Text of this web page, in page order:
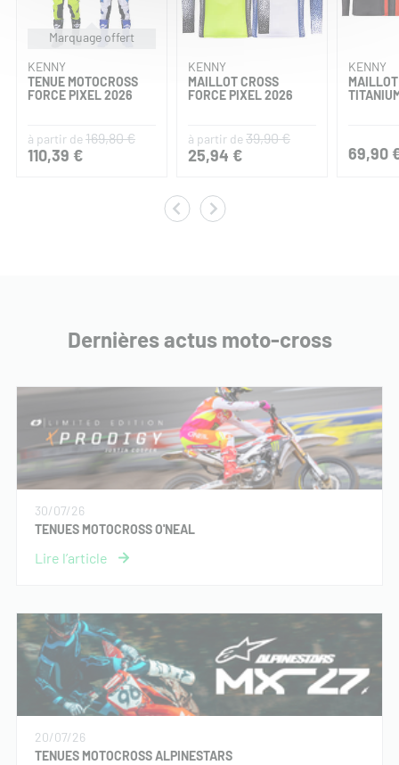
Marquage offert
KENNY
TENUE MOTOCROSS
FORCE PIXEL 2026
à partir de169,80 €
110,39 €
KENNY
MAILLOT CROSS
FORCE PIXEL 2026
à partir de39,90 €
25,94 €
KENNY
69,90
Dernières actus moto-cross
30/07/26
TENUES MOTOCROSS O'NEAL
20/07/26
TENUES MOTOCROSS ALPINESTARS